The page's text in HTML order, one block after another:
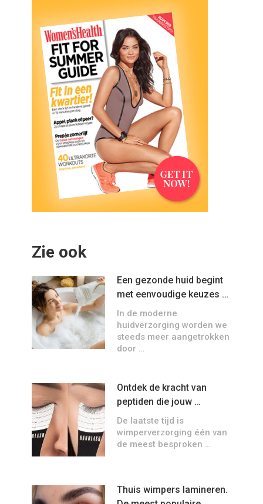
Zie ook
Een gezonde huid begint
met eenvoudige keuzes …
In de moderne
huidverzorging worden we
steeds meer aangetrokken
door …
Ontdek de kracht van
peptiden die jouw …
De laatste tijd is
wimperverzorging één van
de meest besproken …
Thuis wimpers lamineren.